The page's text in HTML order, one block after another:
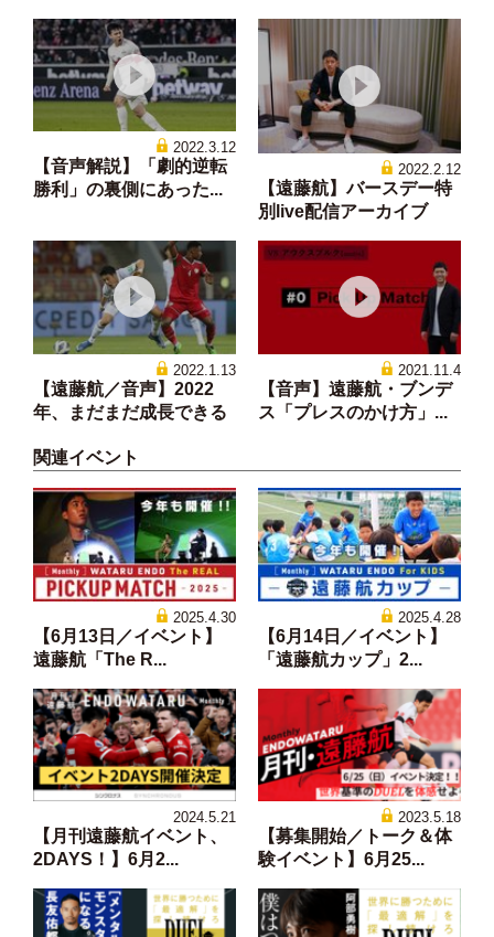
2022.3.12
【音声解説】「劇的逆転
勝利」の裏側にあった...
2022.2.12
【遠藤航】バースデー特
別live配信アーカイブ
2022.1.13
【遠藤航／音声】2022
年、まだまだ成長できる
2021.11.4
【音声】遠藤航・ブンデ
ス「プレスのかけ方」...
関連イベント
2025.4.30
【6月13日／イベント】
遠藤航「The R...
2025.4.28
【6月14日／イベント】
「遠藤航カップ」2...
2024.5.21
【月刊遠藤航イベント、
2DAYS！】6月2...
2023.5.18
【募集開始／トーク＆体
験イベント】6月25...